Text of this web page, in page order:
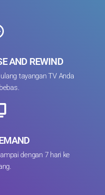
AND REWIND
tayangan TV Anda
dengan 7 hari ke